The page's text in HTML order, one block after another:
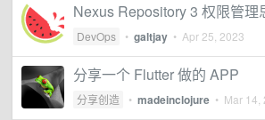
Nexus Repository 3 权限管
DevOps • galtjay • Apr 25, 2023
分享一个 Flutter 做的 APP
分享创造 • madeinclojure • Mar 14,